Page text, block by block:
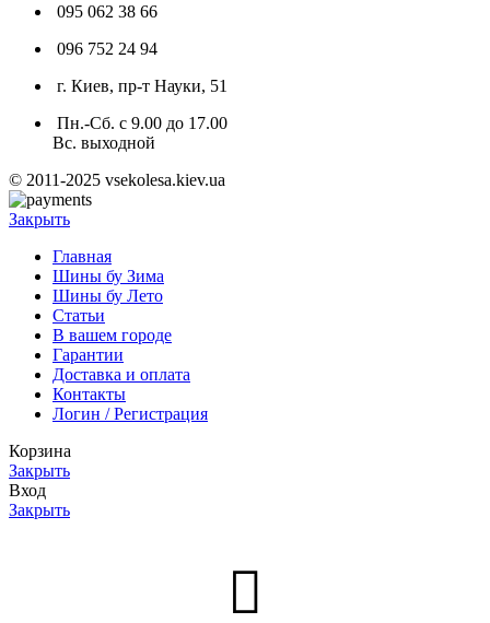
095 062 38 66
096 752 24 94
г. Киев, пр-т Науки, 51
Пн.-Сб. с 9.00 до 17.00
Вс. выходной
© 2011-2025 vsekolesa.kiev.ua
Закрыть
Главная
Шины бу Зима
Шины бу Лето
Статьи
В вашем городе
Гарантии
Доставка и оплата
Контакты
Логин / Регистрация
Корзина
Закрыть
Вход
Закрыть